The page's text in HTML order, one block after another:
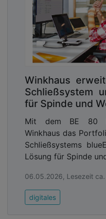
möglicherweise die
Mitarbeitenden nicht
DSGVO und
Winkhaus
Schließsystem
für Spinde und
Mit dem BE 80
Winkhaus das
Schließsystems
Lösung für Spinde
06.05.2026, Lesezeit
digitales